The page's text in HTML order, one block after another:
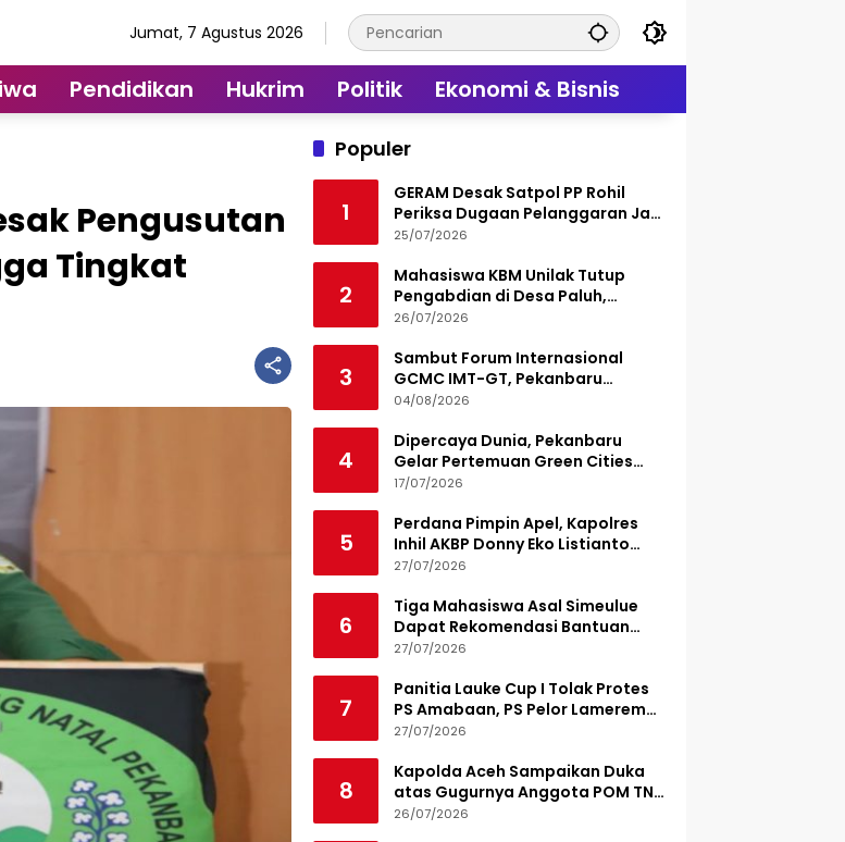
Jumat, 7 Agustus 2026
Pendidikan Hukrim Politik Ekonomi & Bisnis
Pengusutan
Tingkat
Populer
1
GERAM Desak Satpol PP Rohil
Periksa Dugaan Pelanggaran Jam
Operasional Hiburan Malam
25/07/2026
2
Mahasiswa KBM Unilak Tutup
Pengabdian di Desa Paluh,
Tinggalkan Jejak Edukasi Hukum
26/07/2026
3
Sambut Forum Internasional
GCMC IMT-GT, Pekanbaru
Matangkan Seluruh Persiapan
04/08/2026
4
Dipercaya Dunia, Pekanbaru
Gelar Pertemuan Green Cities
Mayor Council IMT-GT 2026
17/07/2026
5
Perdana Pimpin Apel, Kapolres
Inhil AKBP Donny Eko Listianto
Tekankan Disiplin
27/07/2026
6
Tiga Mahasiswa Asal Simeulue
Dapat Rekomendasi Bantuan
Pendidikan dari Jamaluddin
27/07/2026
7
Panitia Lauke Cup I Tolak Protes
PS Amabaan, PS Pelor Lamerem
Menang WO 3-0
27/07/2026
8
Kapolda Aceh Sampaikan Duka
atas Gugurnya Anggota POM TNI
Saat Bantu Kejar Bandar Narkoba
26/07/2026